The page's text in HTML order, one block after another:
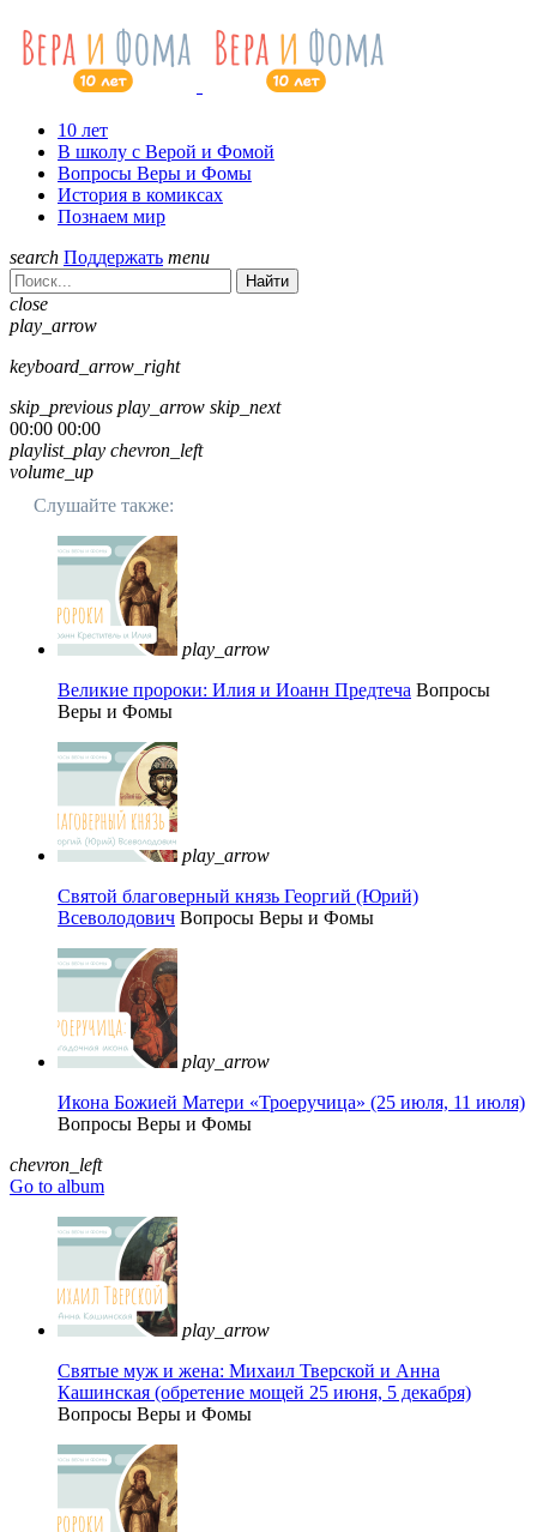
10 лет
В школу с Верой и Фомой
Вопросы Веры и Фомы
История в комиксах
Познаем мир
search Поддержать menu
Найти
close
play_arrow
keyboard_arrow_right
skip_previous play_arrow skip_next
00:00 00:00
playlist_play chevron_left
volume_up
Слушайте также:
play_arrow
Великие пророки: Илия и Иоанн Предтеча Вопросы
Веры и Фомы
play_arrow
Святой благоверный князь Георгий (Юрий)
Всеволодович Вопросы Веры и Фомы
play_arrow
Икона Божией Матери «Троеручица» (25 июля, 11 июля)
Вопросы Веры и Фомы
chevron_left
Go to album
play_arrow
Святые муж и жена: Михаил Тверской и Анна
Кашинская (обретение мощей 25 июня, 5 декабря)
Вопросы Веры и Фомы